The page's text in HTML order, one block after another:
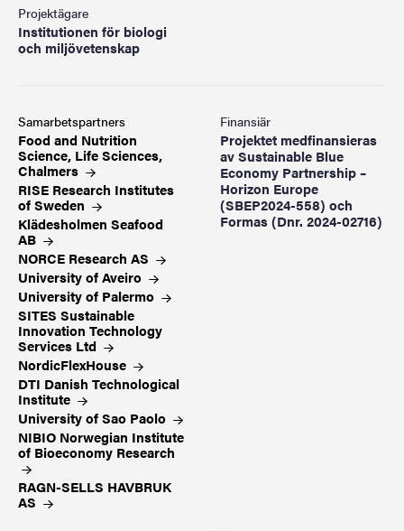
Projektägare
Institutionen för biologi
och miljövetenskap
Samarbetspartners
Food and Nutrition
Science, Life Sciences,
Chalmers
RISE Research Institutes
ofSweden
Klädesholmen Seafood
AB
NORCE Research AS
University ofAveiro
University of Palermo
SITES Sustainable
Innovation Technology
Services Ltd
NordicFlexHouse
DTI Danish Technological
Institute
University of Sao Paolo
NIBIO Norwegian Institute
of Bioeconomy Research
RAGN-SELLS HAVBRUK
AS
Finansiär
Projektet medfinansieras
av Sustainable Blue
Economy Partnership –
Horizon Europe
(SBEP2024-558) och
Formas (Dnr. 2024-02716)